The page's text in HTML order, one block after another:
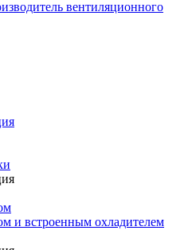
и встроенным охладителем